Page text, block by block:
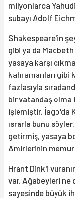
milyonlarca
subayı Adolf
Shakespeare'in
gibi ya da
yasaya karşı
kahramanları gibi
fazlasıyla
bir vatandaş olma
işlemiştir. İago'da
ısrarla bunu
getirmiş, yasaya
Amirlerinin
Hrant Dink'i
var. Ağabeyleri
sayesinde büyük